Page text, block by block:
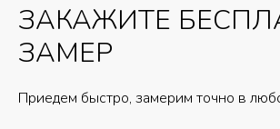
ЗАКАЖИТЕ
ЗАМЕР
Приедем быстро, замерим точно в